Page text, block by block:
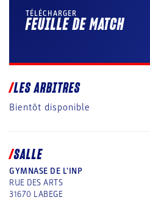
TÉLÉCHARGER
FEUILLE DE MATCH
LES ARBITRES
Bientôt disponible
SALLE
GYMNASE DE L'INP
RUE DES ARTS
31670 LABEGE